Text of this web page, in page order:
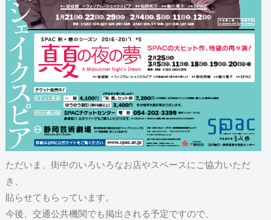
ただいま、街中のいろいろなお店やスペースにご協力いただ
き、
貼らせてもらっています。
今後、交通公共機関でも掲出される予定ですので、